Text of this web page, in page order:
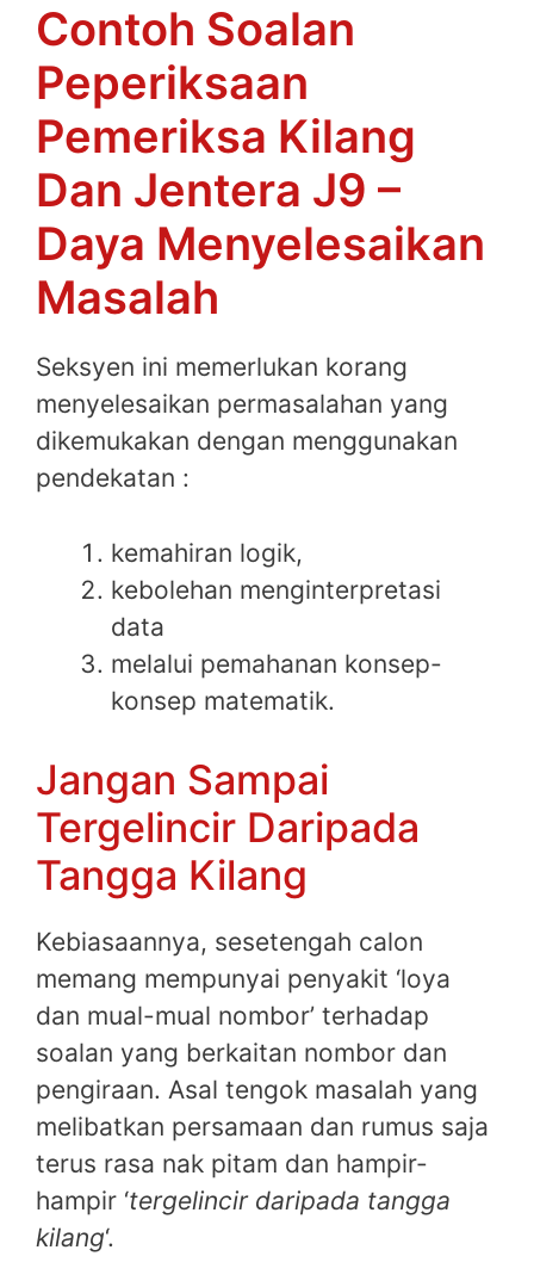
Contoh Soalan
Peperiksaan
Pemeriksa Kilang
Dan Jentera J9 –
Daya Menyelesaikan
Masalah
Seksyen ini memerlukan korang
menyelesaikan permasalahan yang
dikemukakan dengan menggunakan
pendekatan :
kemahiran logik,
kebolehan menginterpretasi
data
melalui pemahanan konsep-
konsep matematik.
Jangan Sampai
Tergelincir Daripada
Tangga Kilang
Kebiasaannya, sesetengah calon
memang mempunyai penyakit ‘loya
dan mual-mual nombor’ terhadap
soalan yang berkaitan nombor dan
pengiraan. Asal tengok masalah yang
melibatkan persamaan dan rumus saja
terus rasa nak pitam dan hampir-
hampir ‘tergelincir daripada tangga
kilang‘.